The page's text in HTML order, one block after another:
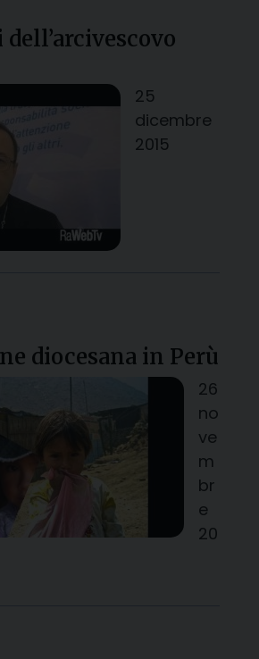
25
dicembre
2015
diocesana in Perù
26
no
ve
m
br
e
20